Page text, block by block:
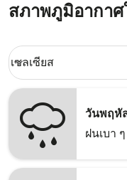
สภาพภูมิอากา
Weather unit option เ
เซลเซียส
keyboard_arrow_down
วันพฤหั
ฝนเบา ๆ